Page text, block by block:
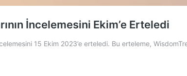
İncelemesini Ekim’e Erteledi
15 Ekim 2023’e erteledi. Bu erteleme,